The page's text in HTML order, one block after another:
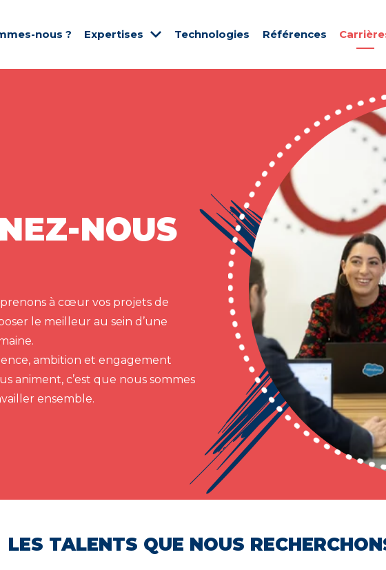
nous ? Expertises Technologies Références
NOUS
prenons à cœur vos projets de
le meilleur au sein d’une
ambition et engagement
animent, c’est que nous sommes
ensemble.
LES TALENTS QUE NOUS